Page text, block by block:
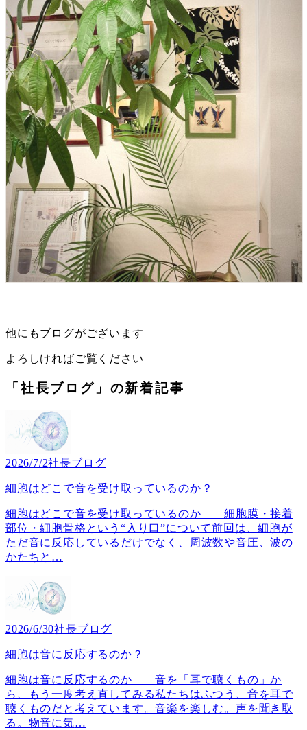
他にもブログがございます
よろしければご覧ください
「社長ブログ」の新着記事
2026/7/2社長ブログ
細胞はどこで音を受け取っているのか？
細胞はどこで音を受け取っているのか――細胞膜・接着
部位・細胞骨格という“入り口”について前回は、細胞が
ただ音に反応しているだけでなく、周波数や音圧、波の
かたちと …
2026/6/30社長ブログ
細胞は音に反応するのか？
細胞は音に反応するのか――音を「耳で聴くもの」か
ら、もう一度考え直してみる私たちはふつう、音を耳で
聴くものだと考えています。音楽を楽しむ。声を聞き取
る。物音に気…